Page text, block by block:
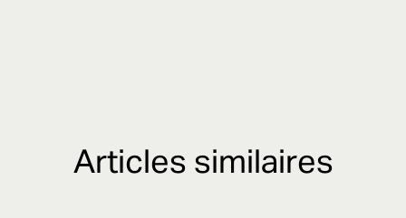
Articles similaires